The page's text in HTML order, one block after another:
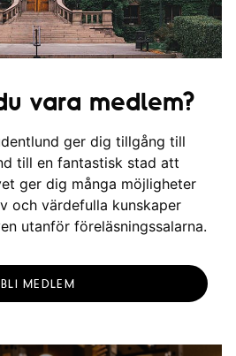
vara medlem?
ger dig tillgång till
till en fantastisk stad att
ger dig många möjligheter
och värdefulla kunskaper
utanför föreläsningssalarna.
BLI MEDLEM